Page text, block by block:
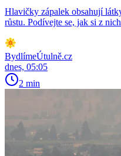
Hlavičky zápalek obsahují
růstu. Podívejte se, jak si z
BydlímeÚtulně.cz
dnes, 05:05
2 min